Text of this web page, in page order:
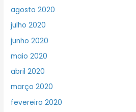
agosto 2020
julho 2020
junho 2020
maio 2020
abril 2020
março 2020
fevereiro 2020